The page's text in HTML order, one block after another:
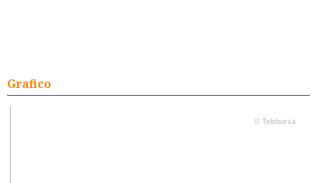
Grafico
© Teleborsa